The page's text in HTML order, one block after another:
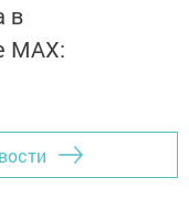
в
MАХ: